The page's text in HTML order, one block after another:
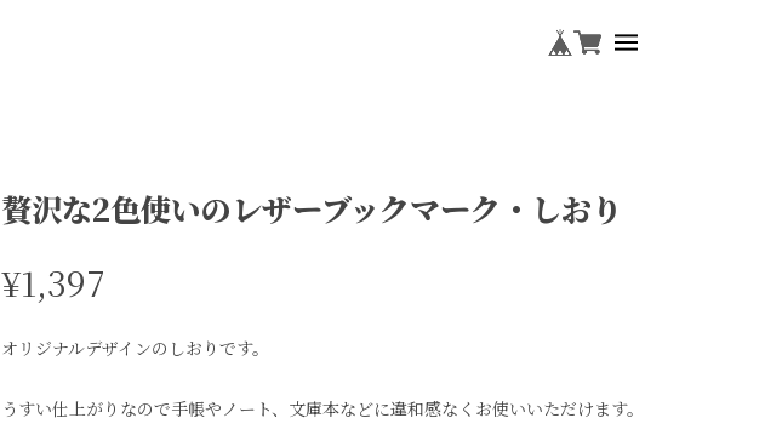
贅沢な2色使いのレザーブックマーク・しおり
¥1,397
オリジナルデザインのしおりです。
うすい仕上がりなので手帳やノート、文庫本などに違和感なくお使いいただけます。